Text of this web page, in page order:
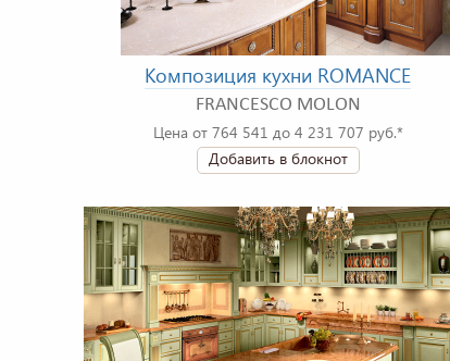
Композиция кухни ROMANCE
FRANCESCO MOLON
Цена от 764 541 до 4 231 707 руб.*
Добавить в блокнот